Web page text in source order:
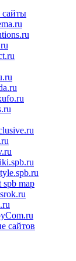
spb map
сайтов